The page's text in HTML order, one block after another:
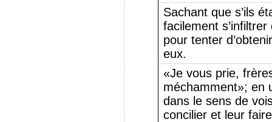
Sachant que s’ils
facilement
pour tenter
eux.
«Je vous prie,
méchamment»; en
dans le sens de
concilier et leur